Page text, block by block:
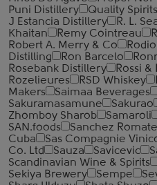
Puni Distillery
Quality
J Estancia Distillery
R. L.
Khaitan
Remy Cointreau
Robert A. Merry & Co
Distilling
Ron Barcelo
Rosebank Distillery
Rossi &
Rozelieures
RSD Whiskey
Makers
Saimaa Beverages
Sakuramasamune
Sakurao
Zhomboy Sharob
Samaroli
SAN.foods
Sanchez Romate
Cuba
Sas Compagnie
Co. Ltd
Sauza Savicevic
Scandinavian Wine & Spirits
Sekiya Brewery
Sempe